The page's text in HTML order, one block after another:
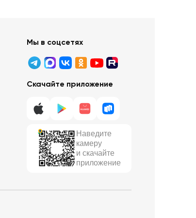
Мы в соцсетях
Скачайте приложение
Наведите
камеру
и скачайте
приложение